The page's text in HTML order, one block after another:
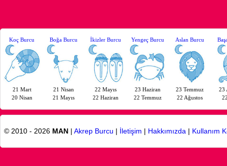
Koç Burcu
21 Mart
20 Nisan
Boğa Burcu
21 Nisan
21 Mayıs
İkizler Burcu
22 Mayıs
22 Haziran
Yengeç Burcu
23 Haziran
22 Temmuz
Aslan Burcu
23 Temmuz
22 Ağustos
23
© 2010 - 2026 MAN | Akrep Burcu | İletişim | Hakkımızda | Kullanım